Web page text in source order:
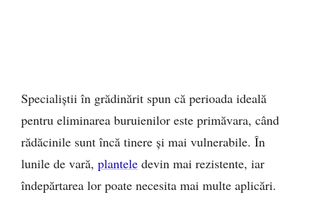
Specialiștii în grădinărit spun că perioada ideală
pentru eliminarea buruienilor este primăvara, când
rădăcinile sunt încă tinere și mai vulnerabile. În
lunile de vară, plantele devin mai rezistente, iar
îndepărtarea lor poate necesita mai multe aplicări.